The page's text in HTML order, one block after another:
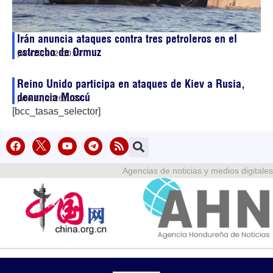
Irán anuncia ataques contra tres petroleros en el
estrecho de Ormuz
julio 29, 202610:17
Reino Unido participa en ataques de Kiev a Rusia,
denuncia Moscú
julio 27, 202611:39
[bcc_tasas_selector]
Agencias de noticias y medios digitales